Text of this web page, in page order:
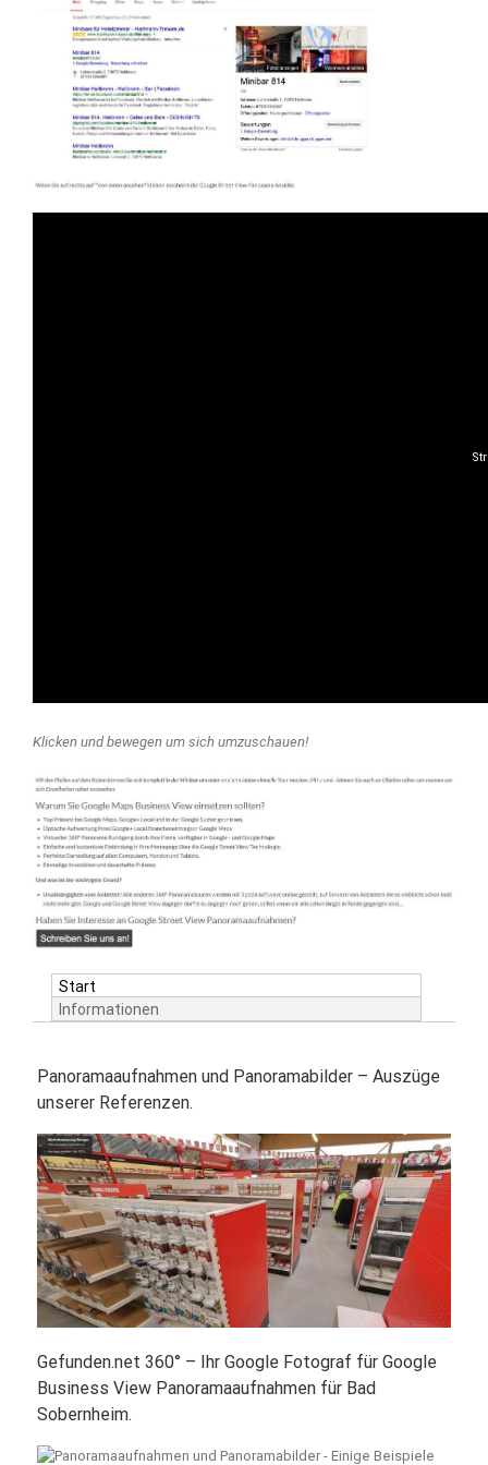
Klicken und bewegen um sich umzuschauen!
Start
Informationen
Panoramaaufnahmen und Panoramabilder – Auszüge
unserer Referenzen.
Gefunden.net 360° – Ihr Google Fotograf für Google
Business View Panoramaaufnahmen für Bad
Sobernheim.